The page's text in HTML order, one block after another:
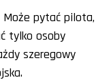
pytać pilota,
tylko osoby
szeregowy